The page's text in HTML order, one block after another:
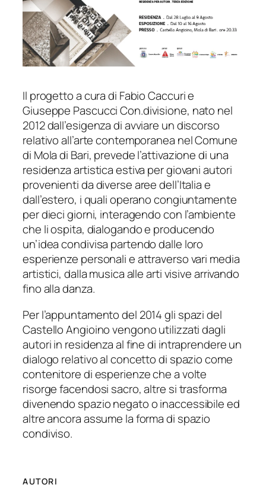
Il progetto a cura di Fabio Caccuri e
Giuseppe Pascucci Con.divisione, nato nel
2012 dall’esigenza di avviare un discorso
relativo all’arte contemporanea nel Comune
di Mola di Bari, prevede l’attivazione di una
residenza artistica estiva per giovani autori
provenienti da diverse aree dell’Italia e
dall’estero, i quali operano congiuntamente
per dieci giorni, interagendo con l’ambiente
che li ospita, dialogando e producendo
un’idea condivisa partendo dalle loro
esperienze personali e attraverso vari media
artistici, dalla musica alle arti visive arrivando
fino alla danza.
Per l’appuntamento del 2014 gli spazi del
Castello Angioino vengono utilizzati dagli
autori in residenza al fine di intraprendere un
dialogo relativo al concetto di spazio come
contenitore di esperienze che a volte
risorge facendosi sacro, altre si trasforma
divenendo spazio negato o inaccessibile ed
altre ancora assume la forma di spazio
condiviso.
AUTORI